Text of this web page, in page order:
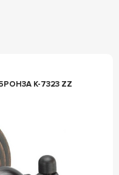
K-7323 ZZ